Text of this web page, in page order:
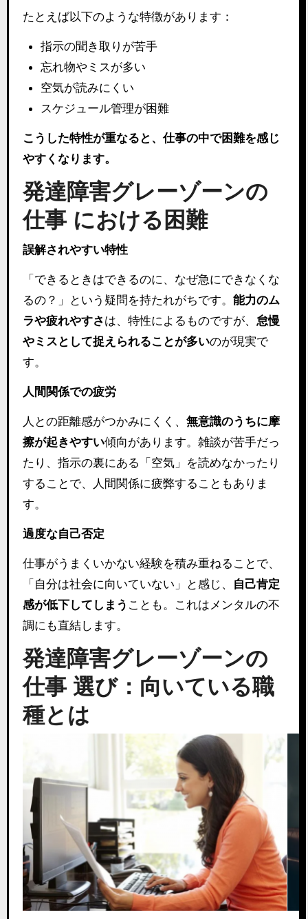
たとえば以下のような特徴があります：
指示の聞き取りが苦手
忘れ物やミスが多い
空気が読みにくい
スケジュール管理が困難
こうした特性が重なると、仕事の中で困難を感じ
やすくなります。
発達障害グレーゾーンの
仕事 における困難
誤解されやすい特性
「できるときはできるのに、なぜ急にできなくな
るの？」という疑問を持たれがちです。 能力のム
ラや疲れやすさは、特性によるものですが、 怠慢
やミスとして捉えられることが多いのが現実で
す。
人間関係での疲労
人との距離感がつかみにくく、 無意識のうちに摩
擦が起きやすい傾向があります。雑談が苦手だっ
たり、指示の裏にある「空気」を読めなかったり
することで、人間関係に疲弊することもありま
す。
過度な自己否定
仕事がうまくいかない経験を積み重ねることで、
「自分は社会に向いていない」と感じ、
自己肯定
感が低下してしまう ことも。これはメンタルの不
調にも直結します。
発達障害グレーゾーンの
仕事 選び：向いている職
種とは